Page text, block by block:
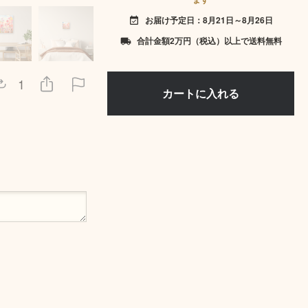
1
event_available お届け予定日：8月21日～8月26日
local_shipping 合計金額2万円（税込）以上で送料無料